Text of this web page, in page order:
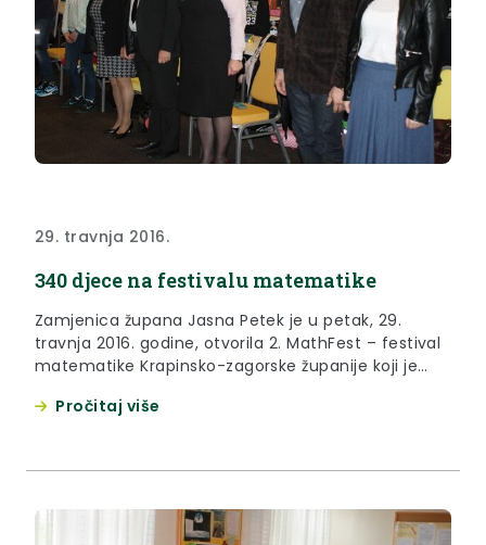
29. travnja 2016.
340 djece na festivalu matematike
Zamjenica župana Jasna Petek je u petak, 29.
travnja 2016. godine, otvorila 2. MathFest – festival
matematike Krapinsko-zagorske županije koji je
Pročitaj više